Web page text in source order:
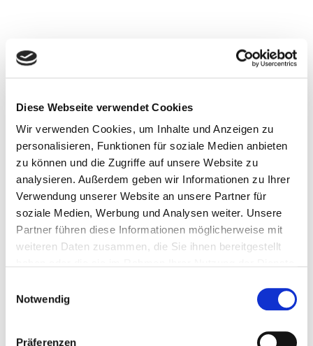
Diese Webseite verwendet Cookies
Wir verwenden Cookies, um Inhalte und Anzeigen zu
personalisieren, Funktionen für soziale Medien anbieten
zu können und die Zugriffe auf unsere Website zu
analysieren. Außerdem geben wir Informationen zu Ihrer
Verwendung unserer Website an unsere Partner für
soziale Medien, Werbung und Analysen weiter. Unsere
Partner führen diese Informationen möglicherweise mit
weiteren Daten zusammen, die Sie ihnen bereitgestellt
Notwendig
Präferenzen